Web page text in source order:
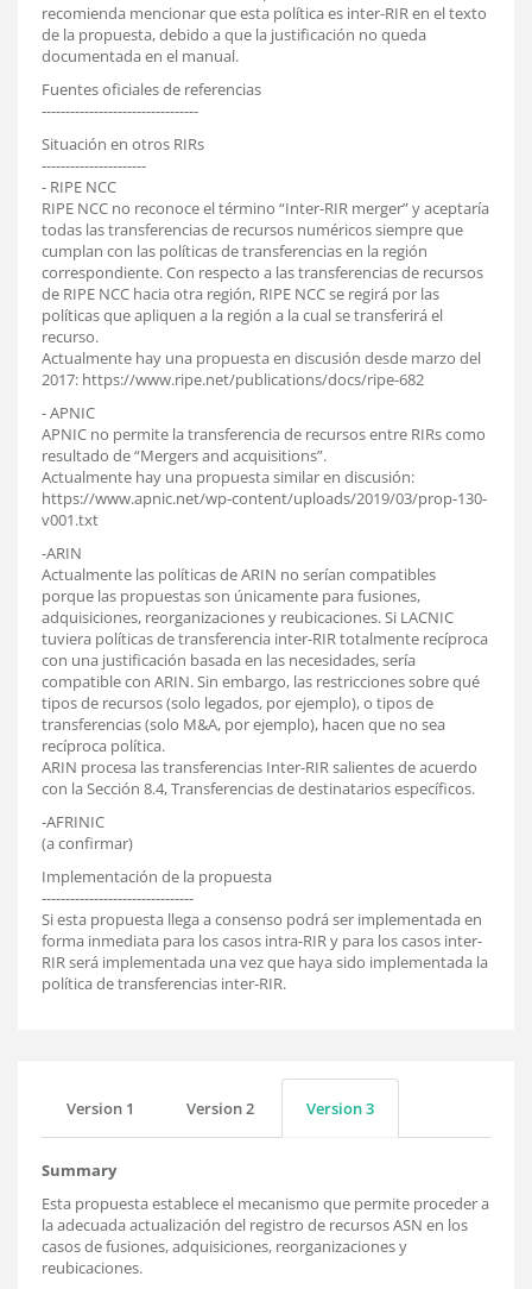
recomienda mencionar que esta política es inter-RIR en el texto
de la propuesta, debido a que la justificación no queda
documentada en el manual.
Fuentes oficiales de referencias
---------------------------------
Situación en otros RIRs
----------------------
- RIPE NCC
RIPE NCC no reconoce el término “Inter-RIR merger” y aceptaría
todas las transferencias de recursos numéricos siempre que
cumplan con las políticas de transferencias en la región
correspondiente. Con respecto a las transferencias de recursos
de RIPE NCC hacia otra región, RIPE NCC se regirá por las
políticas que apliquen a la región a la cual se transferirá el
recurso.
Actualmente hay una propuesta en discusión desde marzo del
2017: https://www.ripe.net/publications/docs/ripe-682
- APNIC
APNIC no permite la transferencia de recursos entre RIRs como
resultado de “Mergers and acquisitions”.
Actualmente hay una propuesta similar en discusión:
https://www.apnic.net/wp-content/uploads/2019/03/prop-130-
v001.txt
-ARIN
Actualmente las políticas de ARIN no serían compatibles
porque las propuestas son únicamente para fusiones,
adquisiciones, reorganizaciones y reubicaciones. Si LACNIC
tuviera políticas de transferencia inter-RIR totalmente recíproca
con una justificación basada en las necesidades, sería
compatible con ARIN. Sin embargo, las restricciones sobre qué
tipos de recursos (solo legados, por ejemplo), o tipos de
transferencias (solo M&A, por ejemplo), hacen que no sea
recíproca política.
ARIN procesa las transferencias Inter-RIR salientes de acuerdo
con la Sección 8.4, Transferencias de destinatarios específicos.
-AFRINIC
(a confirmar)
Implementación de la propuesta
--------------------------------
Si esta propuesta llega a consenso podrá ser implementada en
forma inmediata para los casos intra-RIR y para los casos inter-
RIR será implementada una vez que haya sido implementada la
política de transferencias inter-RIR.
Version 1 Version 2 Version 3
Summary
Esta propuesta establece el mecanismo que permite proceder a
la adecuada actualización del registro de recursos ASN en los
casos de fusiones, adquisiciones, reorganizaciones y
reubicaciones.